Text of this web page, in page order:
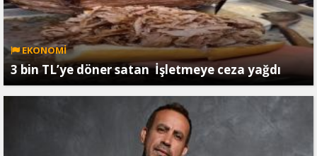
EKONOMİ
3 bin TL’ye döner satan İşletmeye ceza yağdı